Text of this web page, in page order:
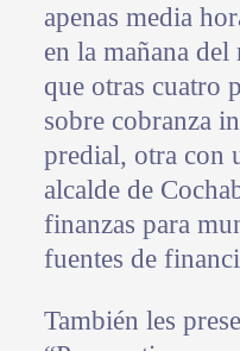
apenas media
en la mañana
que otras cuatro
sobre cobranza
predial, otra con
alcalde de
finanzas para
fuentes de
También les